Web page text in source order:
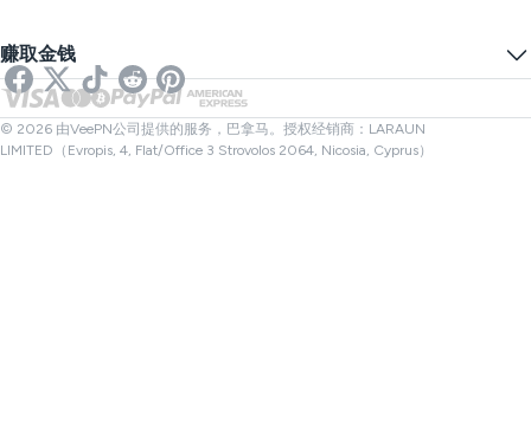
流媒体用VPN
Netflix VPN
在线短信
链接检查器
文件检查器
英国VPN
加拿大VPN
土耳其VPN
赚取金钱
合作伙伴
© 2026 由VeePN公司提供的服务，巴拿马。授权经销商：LARAUN
LIMITED（Evropis, 4, Flat/Office 3 Strovolos 2064, Nicosia, Cyprus）